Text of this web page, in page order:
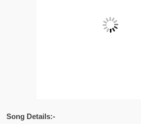
Song Details:-